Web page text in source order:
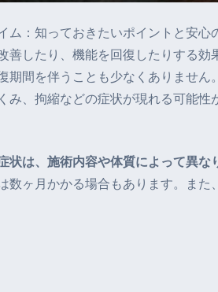
ム：知っておきたいポイントと安心
善したり、機能を回復したりする効
期間を伴うことも少なくありませ
み、拘縮などの症状が現れる可能性
状は、施術内容や体質によって異な
数ヶ月かかる場合もあります。また